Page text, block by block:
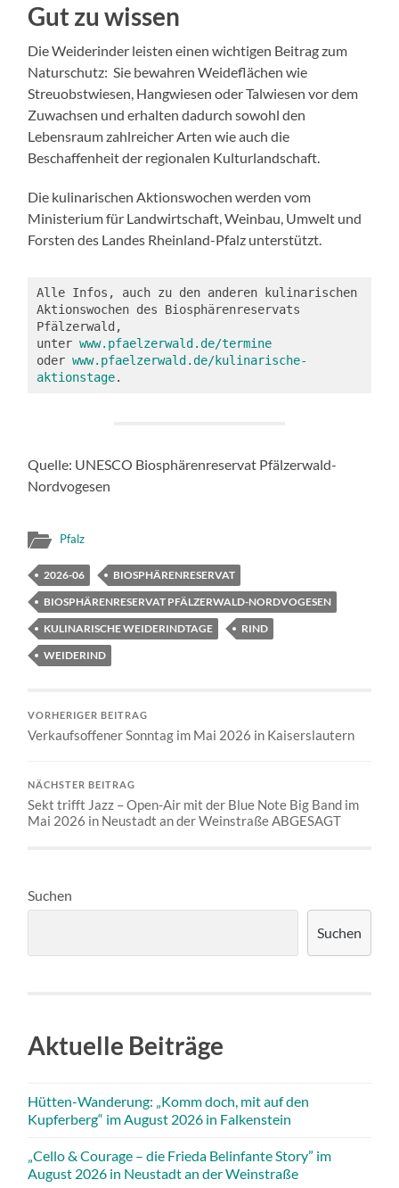
Gut zu wissen
Die Weiderinder leisten einen wichtigen Beitrag zum
Naturschutz: Sie bewahren Weideflächen wie
Streuobstwiesen, Hangwiesen oder Talwiesen vor dem
Zuwachsen und erhalten dadurch sowohl den
Lebensraum zahlreicher Arten wie auch die
Beschaffenheit der regionalen Kulturlandschaft.
Die kulinarischen Aktionswochen werden vom
Ministerium für Landwirtschaft, Weinbau, Umwelt und
Forsten des Landes Rheinland-Pfalz unterstützt.
Alle Infos, auch zu den anderen kulinarischen
Aktionswochen des Biosphärenreservats
Pfälzerwald,
unter www.pfaelzerwald.de/termine
oder www.pfaelzerwald.de/kulinarische-
aktionstage.
Quelle: UNESCO Biosphärenreservat Pfälzerwald-
Nordvogesen
Pfalz
2026-06
BIOSPHÄRENRESERVAT
BIOSPHÄRENRESERVAT PFÄLZERWALD-NORDVOGESEN
KULINARISCHE WEIDERINDTAGE
RIND
WEIDERIND
VORHERIGER BEITRAG
Verkaufsoffener Sonntag im Mai 2026 in Kaiserslautern
NÄCHSTER BEITRAG
Sekt trifft Jazz – Open-Air mit der Blue Note Big Band im
Mai 2026 in Neustadt an der Weinstraße ABGESAGT
Suchen
Suchen
Aktuelle Beiträge
Hütten-Wanderung: „Komm doch, mit auf den
Kupferberg“ im August 2026 in Falkenstein
„Cello & Courage – die Frieda Belinfante Story” im
August 2026 in Neustadt an der Weinstraße